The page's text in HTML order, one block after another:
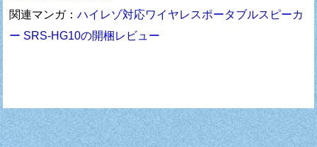
関連マンガ：ハイレゾ対応ワイヤレスポータブルスピーカ
ー SRS-HG10の開梱レビュー